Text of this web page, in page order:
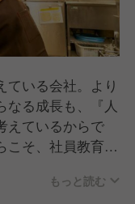
ている会社。より
なる成長も、『人
えているからで
こそ、社員教育に
めた「スタッフ同
もっと読む